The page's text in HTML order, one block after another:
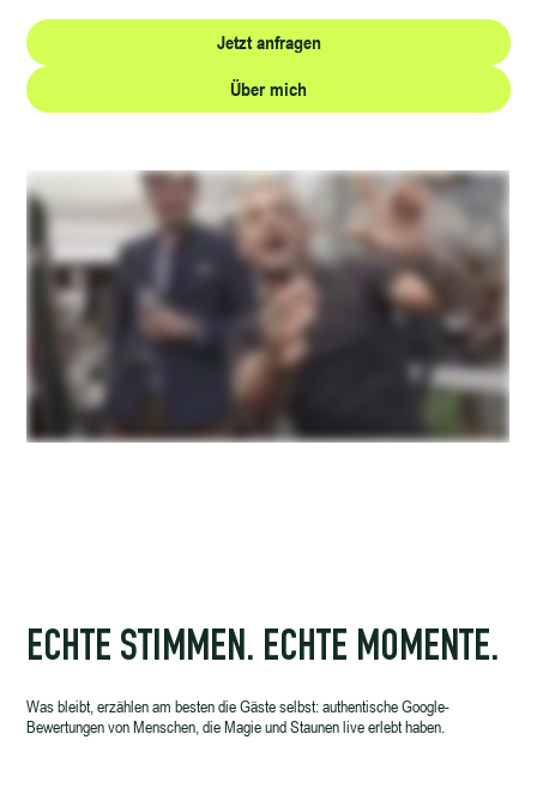
Jetzt anfragen
Über mich
ECHTE STIMMEN. ECHTE MOMENTE.
Was bleibt, erzählen am besten die Gäste selbst: authentische Google-
Bewertungen von Menschen, die Magie und Staunen live erlebt haben.